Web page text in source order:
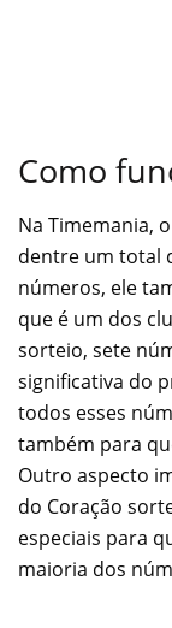
Como
Na Timemania,
dentre um total
números, ele
que é um dos
sorteio, sete
significativa do
todos esses
também para
Outro aspecto
do Coração
especiais para
maioria dos